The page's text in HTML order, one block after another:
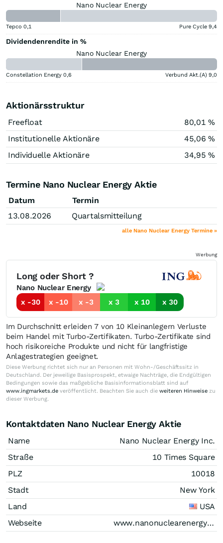
Nano Nuclear Energy
Tepco 0,1 Pure Cycle 9,4
Dividendenrendite in %
Nano Nuclear Energy
Constellation Energy 0,6 Verbund Akt.(A) 9,0
Aktionärsstruktur
Freefloat
80,01 %
Institutionelle Aktionäre
45,06 %
Individuelle Aktionäre
34,95 %
Termine Nano Nuclear Energy Aktie
Datum
Termin
13.08.2026
Quartalsmitteilung
alle Nano Nuclear Energy Termine »
Werbung
Long oder Short ?
Nano Nuclear Energy
x -30
x -10 x -3 x 3 x 10 x 30
Im Durchschnitt erleiden 7 von 10 Kleinanlegern Verluste
beim Handel mit Turbo-Zertifikaten. Turbo-Zertifikate sind
hoch risikoreiche Produkte und nicht für langfristige
Anlagestrategien geeignet.
Diese Werbung richtet sich nur an Personen mit Wohn-/Geschäftssitz in
Deutschland. Der jeweilige Basisprospekt, etwaige Nachträge, die Endgültigen
Bedingungen sowie das maßgebliche Basisinformationsblatt sind auf
www.ingmarkets.de veröffentlicht. Beachten Sie auch die weiteren Hinweise zu
dieser Werbung.
Kontaktdaten Nano Nuclear Energy Aktie
Name
Nano Nuclear Energy Inc.
Straße
10 Times Square
PLZ
10018
Stadt
New York
Land
USA
Webseite
www.nanonuclearenergy.com